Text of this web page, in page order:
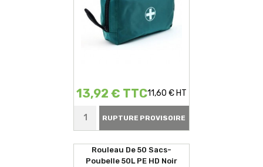
13,92 € TTC11,60 € HT
RUPTURE PROVISOIRE
Rouleau De 50 Sacs-
Poubelle 50L PE HD Noir